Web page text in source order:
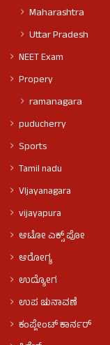
Maharashtra
Uttar Pradesh
NEET Exam
Propery
ramanagara
puducherry
Sports
Tamil nadu
VIjayanagara
vijayapura
ಆಟೋ ಎಕ್ಸ್ ಪೋ
ಆರೋಗ್ಯ
ಉದ್ಯೋಗ
ಉಪ ಚುನಾವಣೆ
ಕಂಪ್ಲೇಂಟ್ ಕಾರ್ನರ್